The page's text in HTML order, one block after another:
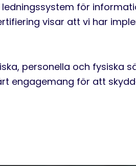
för
visar att vi har
personella och fysiska
engagemang för att